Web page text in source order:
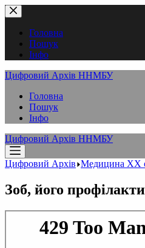
Перейти
до
вмістуГоловна
Пошук
Інфо
Цифровий Архів ННМБУ
Головна
Пошук
Інфо
Цифровий Архів ННМБУ
Цифровий Архів Медицина XX
Зоб, його